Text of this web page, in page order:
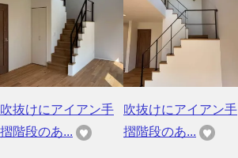
吹抜けにアイアン手
摺階段のあ...
吹抜けにアイアン手
摺階段のあ...